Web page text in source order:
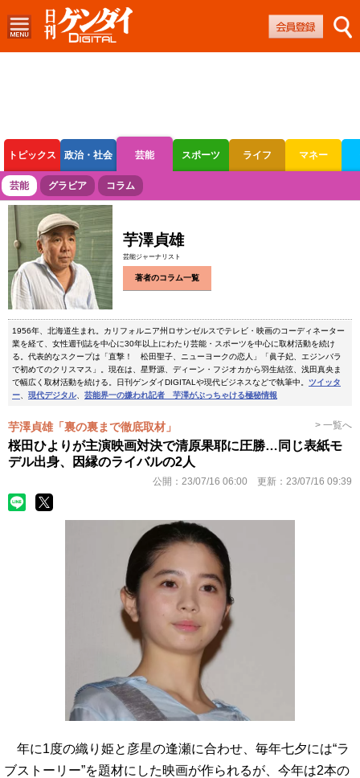
トピックス 政治・社会 芸能 スポーツ ライフ マネー
ボートレース 競輪 オートレース
芸能 グラビア コラム
芋澤貞雄
芸能ジャーナリスト
著者のコラム一覧
1956年、北海道生まれ。カリフォルニア州ロサンゼルスでテレビ・映画のコーディネーター
業を経て、女性週刊誌を中心に30年以上にわたり芸能・スポーツを中心に取材活動を続け
る。代表的なスクープは「直撃！ 松田聖子、ニューヨークの恋人」「眞子妃、エジンバラ
で初めてのクリスマス」。現在は、星野源、ディーン・フジオカから羽生結弦、浅田真央ま
で幅広く取材活動を続ける。日刊ゲンダイDIGITALや現代ビジネスなどで執筆中。 ツイッタ
ー
現代デジタル、 芸能界一の嫌われ記者 芋澤がぶっちゃける極秘情報
芋澤貞雄「裏の裏まで徹底取材」 > 一覧へ
桜田ひよりが主演映画対決で清原果耶に圧勝…同じ表紙モ
デル出身、因縁のライバルの2人
公開： 23/07/16 06:00 更新： 23/07/16 09:39
年に1度の織り姫と彦星の逢瀬に合わせ、毎年七夕には“ラ
ブストーリー”を題材にした映画が作られるが、今年は2本の